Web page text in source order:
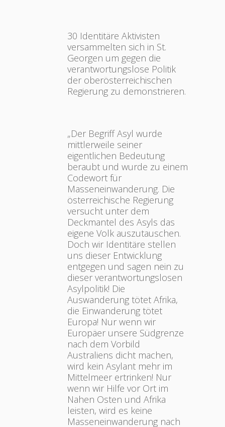
30 Identitäre Aktivisten
versammelten sich in St.
Georgen um gegen die
verantwortungslose Politik
der oberösterreichischen
Regierung zu demonstrieren.
„Der Begriff Asyl wurde
mittlerweile seiner
eigentlichen Bedeutung
beraubt und wurde zu einem
Codewort für
Masseneinwanderung. Die
österreichische Regierung
versucht unter dem
Deckmantel des Asyls das
eigene Volk auszutauschen.
Doch wir Identitäre stellen
uns dieser Entwicklung
entgegen und sagen nein zu
dieser verantwortungslosen
Asylpolitik! Die
Auswanderung tötet Afrika,
die Einwanderung tötet
Europa! Nur wenn wir
Europäer unsere Südgrenze
nach dem Vorbild
Australiens dicht machen,
wird kein Asylant mehr im
Mittelmeer ertrinken! Nur
wenn wir Hilfe vor Ort im
Nahen Osten und Afrika
leisten, wird es keine
Masseneinwanderung nach